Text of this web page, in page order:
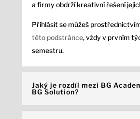
a firmy obdrží kreativní řešení
Přihlásit se můžeš
této podstránce, vždy v prvním
semestru.
Jaký je rozdíl mezi BG
BG Solution?